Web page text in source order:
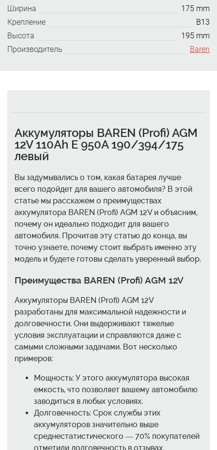
Ширина
175 mm
Крепление
B13
Высота
195 mm
Производитель
Baren
Аккумуляторы BAREN (Profi) AGM
12V 110Аh E 950A 190/394/175
левый
Вы задумывались о том, какая батарея лучше
всего подойдет для вашего автомобиля? В этой
статье мы расскажем о преимуществах
аккумулятора BAREN (Profi) AGM 12V и объясним,
почему он идеально подходит для вашего
автомобиля. Прочитав эту статью до конца, вы
точно узнаете, почему стоит выбрать именно эту
модель и будете готовы сделать уверенный выбор.
Преимущества BAREN (Profi) AGM 12V
Аккумуляторы BAREN (Profi) AGM 12V
разработаны для максимальной надежности и
долговечности. Они выдерживают тяжелые
условия эксплуатации и справляются даже с
самыми сложными задачами. Вот несколько
примеров:
Мощность: У этого аккумулятора высокая
емкость, что позволяет вашему автомобилю
заводиться в любых условиях.
Долговечность: Срок службы этих
аккумуляторов значительно выше
среднестатистического — 70% покупателей
отметили долговечность в отзывах.